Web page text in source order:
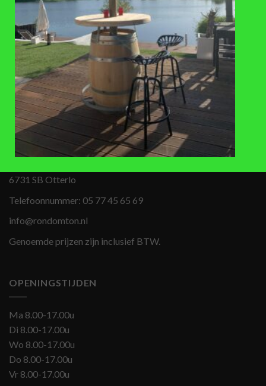
REGENTONNEN
Roto regenton bruin 500 liter
399,-
BEZOEKADRES
Apeldoornseweg 69
6731 SB Otterlo
Telefoonnummer: 05 77 45 65 69
info@rondomton.nl
Genoemde prijzen zijn inclusief BTW.
OPENINGSTIJDEN
Ma 8.00-17.00u
Di 8.00-17.00u
Wo 8.00-17.00u
Do 8.00-17.00u
Vr 8.00-17.00u